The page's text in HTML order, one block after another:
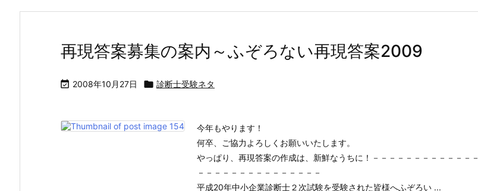
再現答案募集の案内～ふぞろない再現答案2009
 2008年10月27日  診断士受験ネタ
今年もやります！
何卒、ご協力よろしくお願いいたします。
やっぱり、再現答案の作成は、新鮮なうちに！－－－－－－－－－－－－－
－－－－－－－－－－－－－－－
平成20年中小企業診断士２次試験を受験された皆様へふぞろい ...